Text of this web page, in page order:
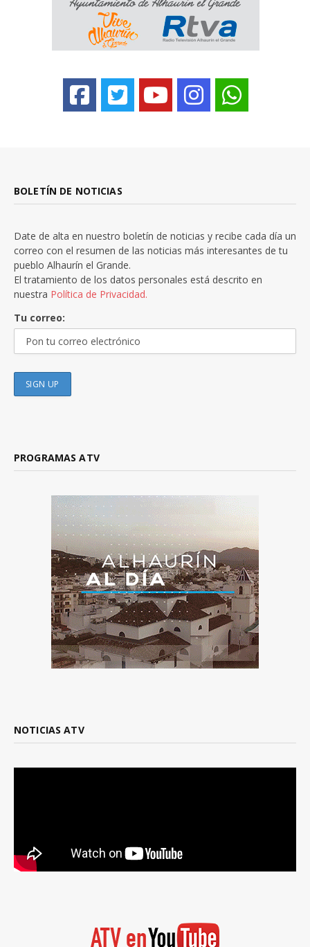
BOLETÍN DE NOTICIAS
Date de alta en nuestro boletín de noticias y recibe cada día un
correo con el resumen de las noticias más interesantes de tu
pueblo Alhaurín el Grande.
El tratamiento de los datos personales está descrito en
nuestra Política de Privacidad.
Tu correo:
PROGRAMAS ATV
NOTICIAS ATV